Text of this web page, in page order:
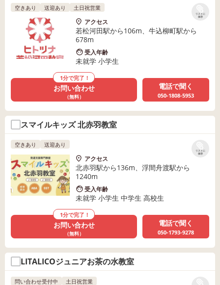
リストに
保存
空きあり 送迎あり 土日祝営業
アクセス
若松河田駅から106m、牛込柳町駅から
678m
受入年齢
未就学 小学生
1分で完了！
お問い合わせ
（無料）
電話で聞く
050-1808-5953
スマイルキッズ 北赤羽教室
リストに
保存
空きあり 送迎あり
アクセス
北赤羽駅から136m、浮間舟渡駅から
1240m
受入年齢
未就学 小学生 中学生 高校生
1分で完了！
お問い合わせ
（無料）
電話で聞く
050-1793-9278
LITALICOジュニアお茶の水教室
問い合わせ受付中 土日祝営業